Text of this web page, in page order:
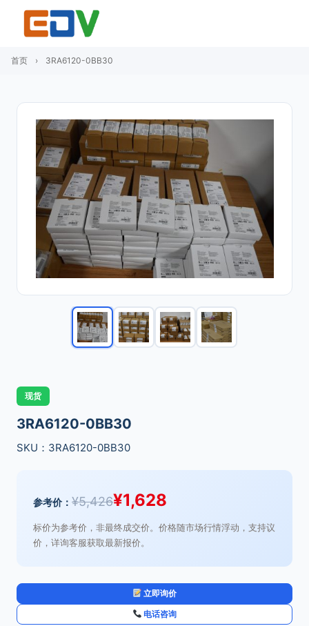
首页 › 3RA6120-0BB30
现货
3RA6120-0BB30
SKU：3RA6120-0BB30
参考价： ¥5,426¥1,628
标价为参考价，非最终成交价。价格随市场行情浮动，支持议
价，详询客服获取最新报价。
立即询价
电话咨询